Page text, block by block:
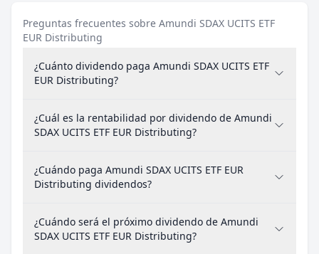
Preguntas frecuentes sobre Amundi SDAX UCITS ETF
EUR Distributing
¿Cuánto dividendo paga Amundi SDAX UCITS ETF
EUR Distributing?
¿Cuál es la rentabilidad por dividendo de Amundi
SDAX UCITS ETF EUR Distributing?
¿Cuándo paga Amundi SDAX UCITS ETF EUR
Distributing dividendos?
¿Cuándo será el próximo dividendo de Amundi
SDAX UCITS ETF EUR Distributing?